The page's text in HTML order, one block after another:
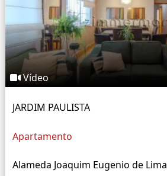
Vídeo
JARDIM PAULISTA
Apartamento
Alameda Joaquim Eugenio de Lima